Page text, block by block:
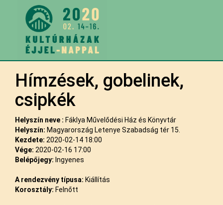
Hímzések, gobelinek,
csipkék
Helyszín neve : Fáklya Művelődési Ház és Könyvtár
Helyszín: Magyarország Letenye Szabadság tér 15.
Kezdete: 2020-02-14 18:00
Vége: 2020-02-16 17:00
Belépőjegy: Ingyenes
A rendezvény típusa: Kiállítás
Korosztály: Felnőtt